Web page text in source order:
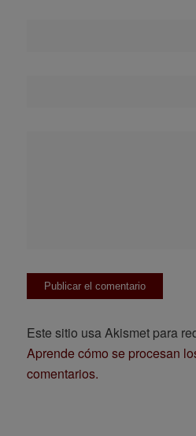
Este sitio usa Akismet para
Aprende cómo se procesan
comentarios.